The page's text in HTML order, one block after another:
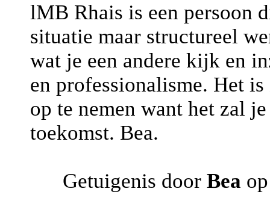
lMB Rhais is een persoon
situatie maar structureel
wat je een andere kijk en
en professionalisme. Het
op te nemen want het zal
toekomst. Bea.
Getuigenis door Bea